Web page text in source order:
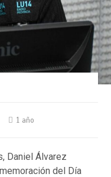
1 año
Daniel Álvarez
del Día